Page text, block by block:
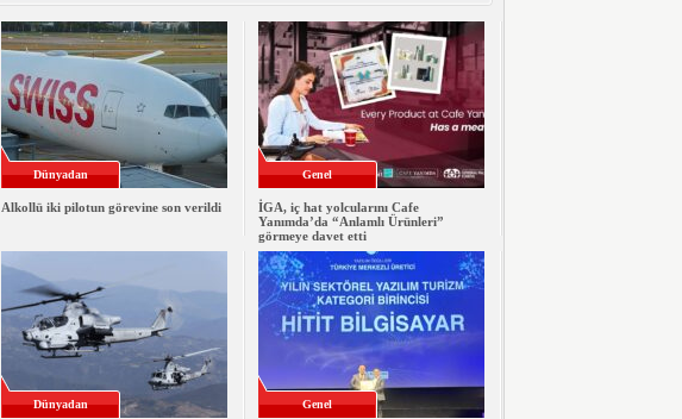
Dünyadan
Alkollü iki pilotun görevine son verildi
Genel
İGA, iç hat yolcularını Cafe
Yanımda’da “Anlamlı Ürünleri”
görmeye davet etti
Dünyadan Genel